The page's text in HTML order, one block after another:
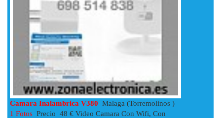
Camara Inalambrica V380 Malaga (Torremolinos )
1 Fotos Precio 48 € Video Camara Con Wifi, Con